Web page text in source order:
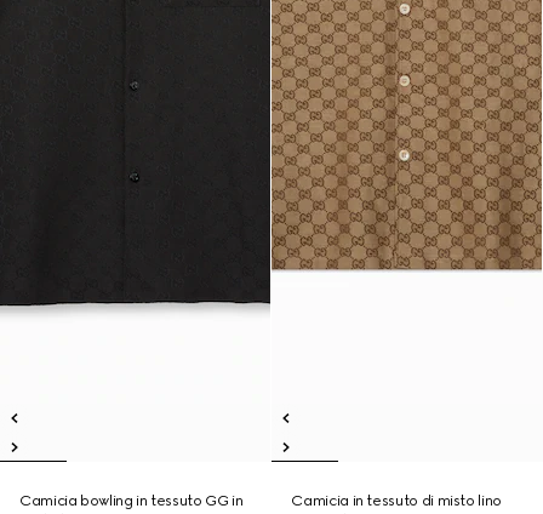
Camicia bowling in tessuto GG in
Camicia in tessuto di misto lino